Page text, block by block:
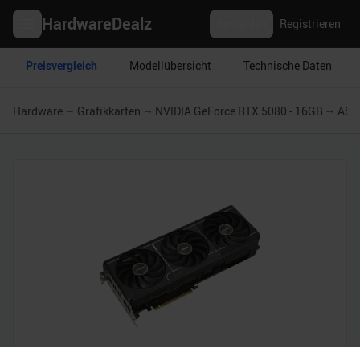
HardwareDealz Registrieren
Preisvergleich Modellübersicht Technische Daten
Hardware Grafikkarten NVIDIA GeForce RTX 5080 - 16GB